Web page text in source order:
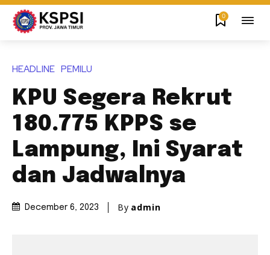
0
HEADLINE PEMILU
KPU Segera Rekrut
180.775 KPPS se
Lampung, Ini Syarat
dan Jadwalnya
December 6, 2023 By admin